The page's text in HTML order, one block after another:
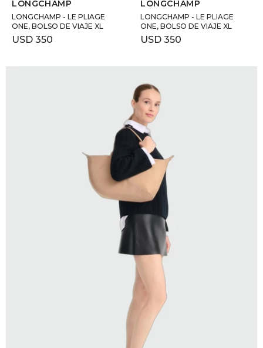
LONGCHAMP
LONGCHAMP - LE PLIAGE
ONE, BOLSO DE VIAJE XL
USD 350
LONGCHAMP
LONGCHAMP - LE PLIAGE
ONE, BOLSO DE VIAJE XL
USD 350